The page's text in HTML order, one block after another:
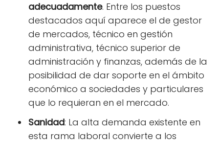
adecuadamente. Entre los puestos
destacados aquí aparece el de gestor
de mercados, técnico en gestión
administrativa, técnico superior de
administración y finanzas, además de la
posibilidad de dar soporte en el ámbito
económico a sociedades y particulares
que lo requieran en el mercado.
Sanidad: La alta demanda existente en
esta rama laboral convierte a los